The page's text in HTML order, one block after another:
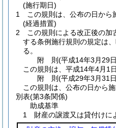
(施行期日)
1
この規則は、公布の日から
(経過措置)
2
この規則による改正後の加
する条例施行規則の規定は
る。
附 則(平成14年3月29
この規則は、平成14年4月1
附 則(平成29年3月31
この規則は、公布の日から施
別表(第3条関係)
助成基準
1 財産の譲渡又は貸付けに